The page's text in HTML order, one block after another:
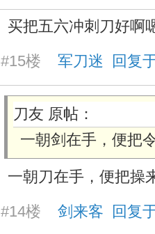
买把五六冲刺刀好啊
#15楼 军刀迷 回复
刀友 原帖：
一朝剑在手，便把
一朝刀在手，便把操
#14楼 剑来客 回复